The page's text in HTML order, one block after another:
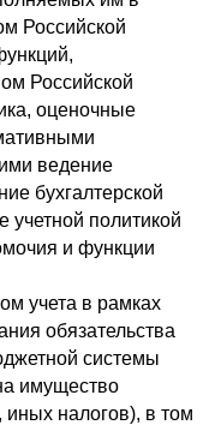
Российской
Российской
оценочные
ведение
бухгалтерской
учетной политикой
и функции
учета в рамках
обязательства
системы
имущество
иных налогов), в том